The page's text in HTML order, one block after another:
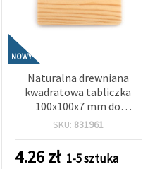
NOWY
Naturalna drewniana
kwadratowa tabliczka
100x100x7 mm do
dekoracji – idealna do
projektów DIY rękodzieło
SKU: 831961
4.26zł 1-5 sztuka